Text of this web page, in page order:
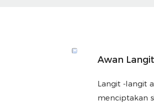
Awan
Langit -langit
menciptakan